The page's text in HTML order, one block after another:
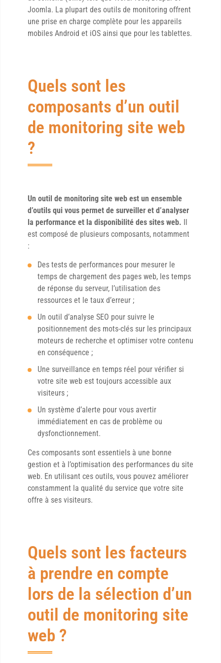
Joomla. La plupart des outils de monitoring offrent
une prise en charge complète pour les appareils
mobiles Android et iOS ainsi que pour les tablettes.
Quels sont les
composants d’un outil
de monitoring site web
?
Un outil de monitoring site web est un ensemble
d’outils qui vous permet de surveiller et d’analyser
la performance et la disponibilité des sites web. Il
est composé de plusieurs composants, notamment
:
Des tests de performances pour mesurer le
temps de chargement des pages web, les temps
de réponse du serveur, l’utilisation des
ressources et le taux d’erreur ;
Un outil d’analyse SEO pour suivre le
positionnement des mots-clés sur les principaux
moteurs de recherche et optimiser votre contenu
en conséquence ;
Une surveillance en temps réel pour vérifier si
votre site web est toujours accessible aux
visiteurs ;
Un système d’alerte pour vous avertir
immédiatement en cas de problème ou
dysfonctionnement.
Ces composants sont essentiels à une bonne
gestion et à l’optimisation des performances du site
web. En utilisant ces outils, vous pouvez améliorer
constamment la qualité du service que votre site
offre à ses visiteurs.
Quels sont les facteurs
à prendre en compte
lors de la sélection d’un
outil de monitoring site
web ?